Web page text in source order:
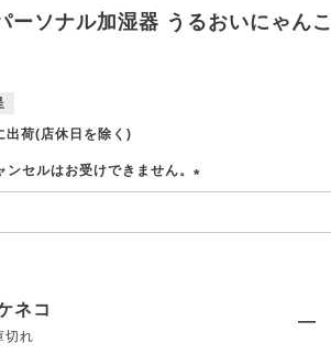
ーソナル加湿器 うるおいにゃんこ
出荷(店休日を除く)
セルはお受けできません。
ネコ
切れ
—